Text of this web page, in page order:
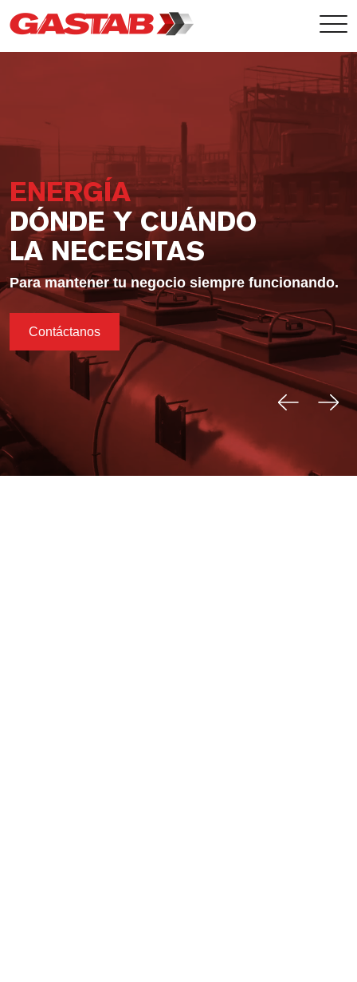
ENERGÍA
DÓNDE Y CUÁNDO
LA NECESITAS
Para mantener tu negocio siempre funcionando.
Contáctanos